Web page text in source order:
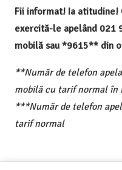
Fii informat! Ia
exercită-le apelând 021
mobilă sau *9615** din
**Număr de telefon
mobilă cu tarif normal în
***Număr de telefon
tarif normal